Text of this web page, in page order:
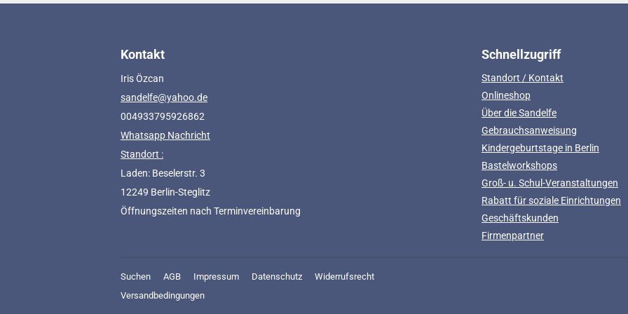
Kontakt
Iris Özcan
sandelfe@yahoo.de
004933795926862
Whatsapp Nachricht
Standort :
Laden: Beselerstr. 3
12249 Berlin-Steglitz
Öffnungszeiten nach Terminvereinbarung
Schnellzugriff
Standort / Kontakt
Onlineshop
Über die Sandelfe
Gebrauchsanweisung
Kindergeburtstage in Berlin
Bastelworkshops
Groß- u. Schul-Veranstaltungen
Rabatt für soziale Einrichtungen
Geschäftskunden
Firmenpartner
Suchen AGB Impressum Datenschutz
Widerrufsrecht
Versandbedingungen